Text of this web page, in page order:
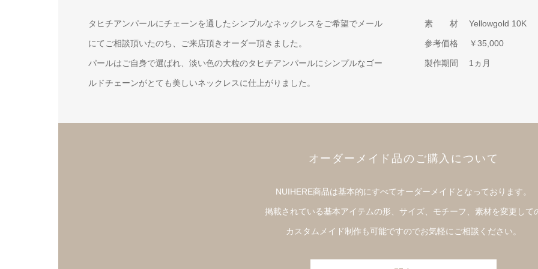
タヒチアンパールにチェーンを通したシンプルなネックレスをご希望でメール
にてご相談頂いたのち、ご来店頂きオーダー頂きました。
パールはご自身で選ばれ、淡い色の大粒のタヒチアンパールにシンプルなゴー
ルドチェーンがとても美しいネックレスに仕上がりました。
素 材 Yellowgold 10K
参考価格 ￥35,000
製作期間 1ヵ月
オーダーメイド品のご購入について
NUIHERE商品は基本的にすべてオーダーメイドとなっております。
掲載されている基本アイテムの形、サイズ、モチーフ、素材を変更して
カスタムメイド制作も可能ですのでお気軽にご相談ください。